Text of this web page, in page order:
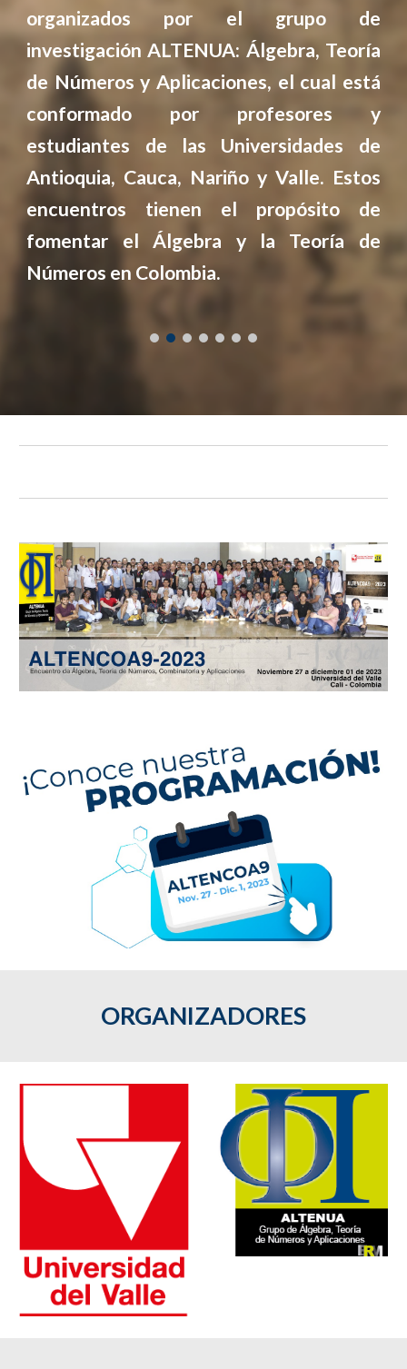
organizados por el grupo de
investigación ALTENUA: Álgebra, Teoría
de Números y Aplicaciones, el cual está
conformado por profesores y
estudiantes de las Universidades de
Antioquia, Cauca, Nariño y Valle. Estos
encuentros tienen el propósito de
fomentar el Álgebra y la Teoría de
Números en Colombia.
ORGANIZADORES